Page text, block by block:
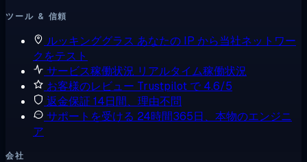
ツール & 信頼
ルッキンググラス あなたの IP から当社ネットワー
クをテスト
サービス稼働状況 リアルタイム稼働状況
お客様のレビュー Trustpilot で 4.6/5
返金保証 14日間、理由不問
サポートを受ける 24時間365日、本物のエンジニ
ア
会社